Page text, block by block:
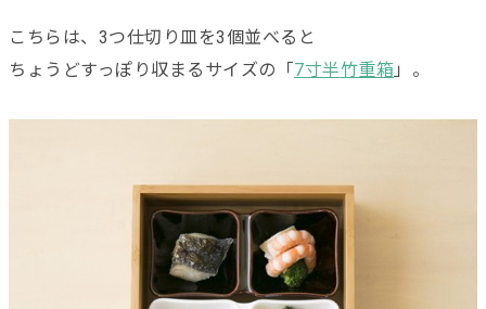
こちらは、3つ仕切り皿を3個並べると
ちょうどすっぽり収まるサイズの「7寸半竹重箱 」。